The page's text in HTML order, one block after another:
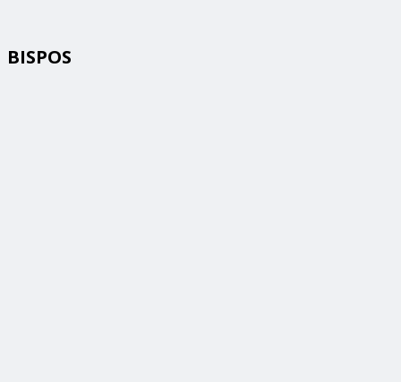
BISPOS